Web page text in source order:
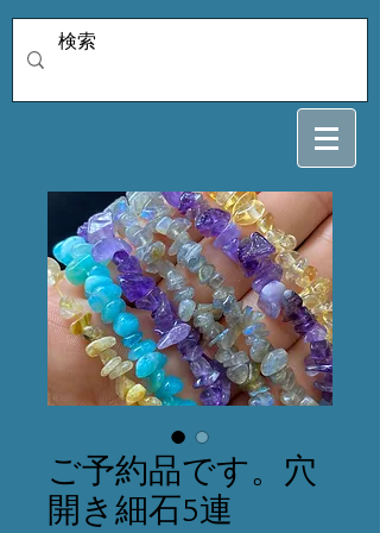
ご予約品です。穴
開き細石5連